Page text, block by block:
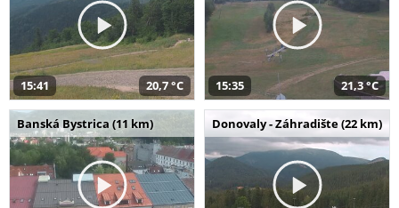
15:41 20,7 °C 15:35 21,3 °C
Banská Bystrica (11 km) Donovaly - Záhradište (22 km)